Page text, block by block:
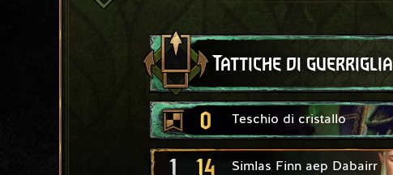
Tattiche di guerriglia
0 Teschio di cristallo
1 14 Simlas Finn aep Dabairr